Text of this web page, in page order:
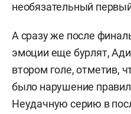
необязательный
А сразу же после
эмоции еще бурлят,
втором голе, отметив,
было нарушение
Неудачную серию в